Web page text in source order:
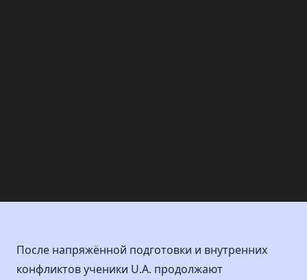
После напряжённой подготовки и внутренних
конфликтов ученики U.A. продолжают